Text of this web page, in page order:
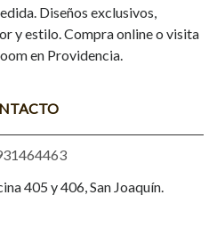
Diseños exclusivos,
y estilo. Compra online o visita
en Providencia.
405 y 406, San Joaquín.